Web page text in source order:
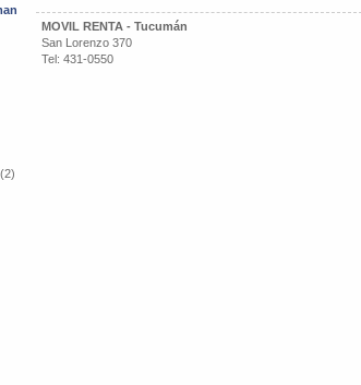
MOVIL RENTA - Tucumán
San Lorenzo 370
Tel: 431-0550